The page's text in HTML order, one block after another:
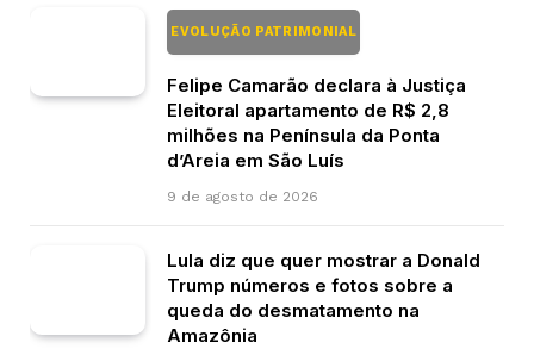
EVOLUÇÃO PATRIMONIAL
Felipe Camarão declara à Justiça
Eleitoral apartamento de R$ 2,8
milhões na Península da Ponta
d’Areia em São Luís
9 de agosto de 2026
Lula diz que quer mostrar a Donald
Trump números e fotos sobre a
queda do desmatamento na
Amazônia